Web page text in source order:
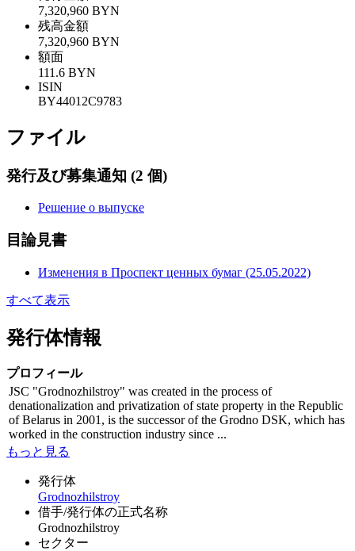
7,320,960 BYN
残高金額
7,320,960 BYN
額面
111.6 BYN
ISIN
BY44012C9783
ファイル
発行及び募集通知 (2 個)
Решение о выпуске
目論見書
Изменения в Проспект ценных бумаг (25.05.2022)
すべて表示
発行体情報
プロフィール
JSC "Grodnozhilstroy" was created in the process of
denationalization and privatization of state property in the Republic
of Belarus in 2001, is the successor of the Grodno DSK, which has
worked in the construction industry since ...
もっと見る
発行体
Grodnozhilstroy
借手/発行体の正式名称
Grodnozhilstroy
セクター